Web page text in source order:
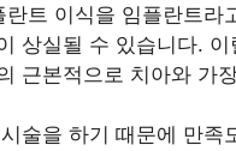
트 이식을 임플란트
상실될 수 있습니다.
근본적으로 치아와 가
술을 하기 때문에 만